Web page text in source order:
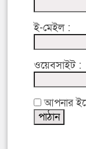
ই-মেইল :
ওয়েবসাইট :
আপনার